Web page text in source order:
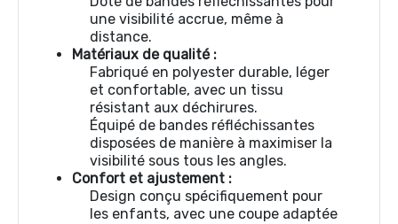
une visibilité accrue, même à
distance.
Matériaux de qualité :
Fabriqué en polyester durable, léger
et confortable, avec un tissu
résistant aux déchirures.
Équipé de bandes réfléchissantes
disposées de manière à maximiser la
visibilité sous tous les angles.
Confort et ajustement :
Design conçu spécifiquement pour
les enfants, avec une coupe adaptée